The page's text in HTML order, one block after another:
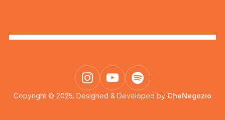
Copyright © 2025. Designed & Developed by CheNegozio